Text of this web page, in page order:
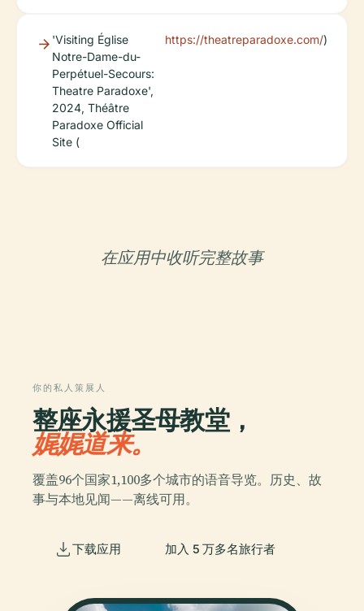
'Visiting Église
Notre-Dame-du-
Perpétuel-Secours:
Theatre Paradoxe',
2024, Théâtre
Paradoxe Official
Site (
https://theatreparadoxe.com/)
在应用中收听完整故事
你的私人策展人
整座永援圣母教堂，
娓娓道来。
覆盖96个国家1,100多个城市的语音导览。历史、故
事与本地见闻——离线可用。
下载应用 加入 5 万多名旅行者